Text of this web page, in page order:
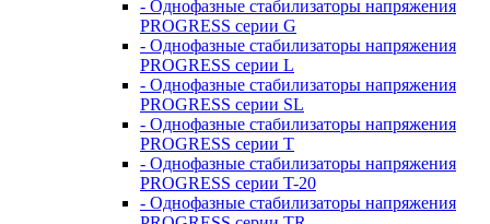
- Однофазные стабилизаторы напряжения
PROGRESS серии G
- Однофазные стабилизаторы напряжения
PROGRESS серии L
- Однофазные стабилизаторы напряжения
PROGRESS серии SL
- Однофазные стабилизаторы напряжения
PROGRESS серии T
- Однофазные стабилизаторы напряжения
PROGRESS серии T-20
- Однофазные стабилизаторы напряжения